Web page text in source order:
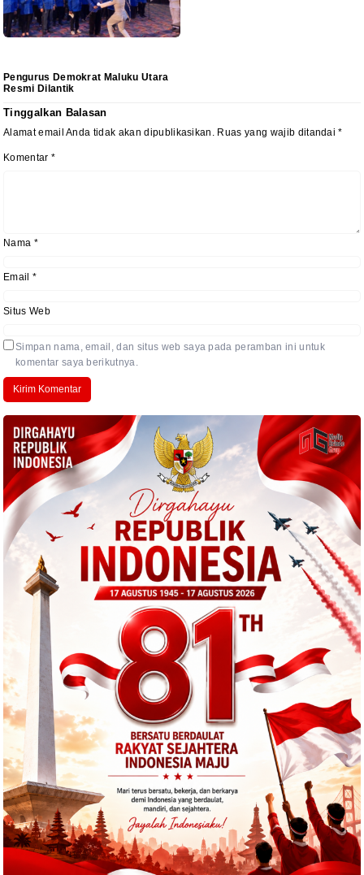
Pengurus Demokrat Maluku Utara
Resmi Dilantik
Tinggalkan Balasan
Alamat email Anda tidak akan dipublikasikan. Ruas yang wajib ditandai*
Komentar *
Nama *
Email *
Situs Web
Simpan nama, email, dan situs web saya pada peramban ini untuk
komentar saya berikutnya.